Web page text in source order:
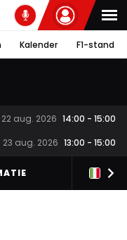
Kalender F1-stand
22 aug. 2026 14:00 - 15:00
23 aug. 2026 13:00 - 15:00